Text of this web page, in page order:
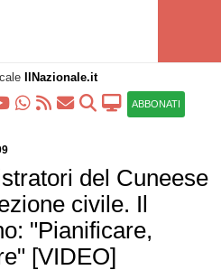
IlNazionale.it
ABBONATI
del Cuneese
civile. Il
"Pianificare,
[VIDEO]